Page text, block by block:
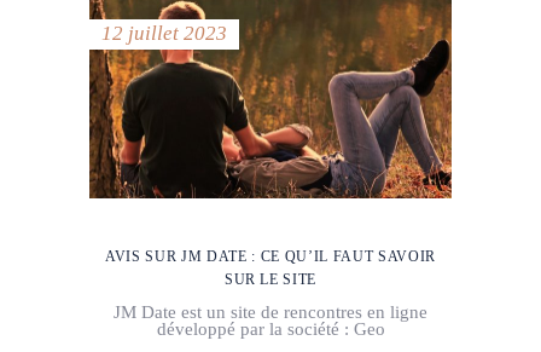
12 juillet 2023
AVIS SUR JM DATE : CE QU’IL FAUT SAVOIR
SUR LE SITE
JM Date est un site de rencontres en ligne
développé par la société : Geo